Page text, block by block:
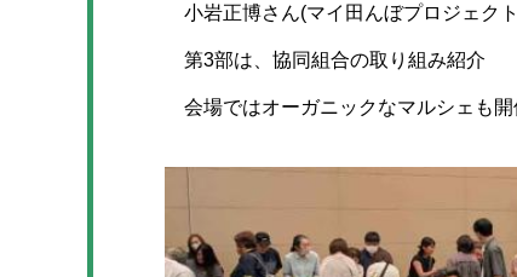
小岩正博さん(マイ田んぼプロジェク
第3部は、協同組合の取り組み紹介
会場ではオーガニックなマルシェも開